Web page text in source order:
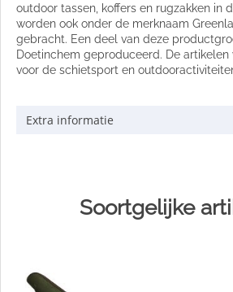
outdoor tassen, koffers en rugzakken in
worden ook onder de merknaam
gebracht. Een deel van deze
Doetinchem geproduceerd. De
voor de schietsport en
Extra informatie
Soortgelijke